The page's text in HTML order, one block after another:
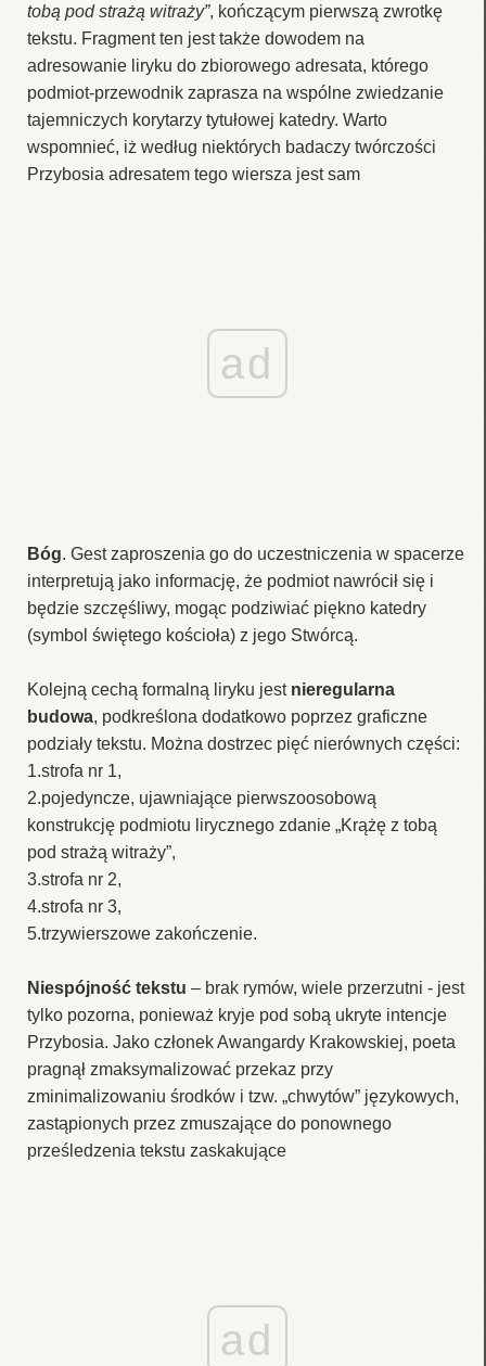
tobą pod strażą witraży”, kończącym pierwszą zwrotkę
tekstu. Fragment ten jest także dowodem na
adresowanie liryku do zbiorowego adresata, którego
podmiot-przewodnik zaprasza na wspólne zwiedzanie
tajemniczych korytarzy tytułowej katedry. Warto
wspomnieć, iż według niektórych badaczy twórczości
Przybosia adresatem tego wiersza jest sam
ad
Bóg. Gest zaproszenia go do uczestniczenia w spacerze
interpretują jako informację, że podmiot nawrócił się i
będzie szczęśliwy, mogąc podziwiać piękno katedry
(symbol świętego kościoła) z jego Stwórcą.
Kolejną cechą formalną liryku jest nieregularna
budowa, podkreślona dodatkowo poprzez graficzne
podziały tekstu. Można dostrzec pięć nierównych części:
1.strofa nr 1,
2.pojedyncze, ujawniające pierwszoosobową
konstrukcję podmiotu lirycznego zdanie „Krążę z tobą
pod strażą witraży”,
3.strofa nr 2,
4.strofa nr 3,
5.trzywierszowe zakończenie.
Niespójność tekstu – brak rymów, wiele przerzutni - jest
tylko pozorna, ponieważ kryje pod sobą ukryte intencje
Przybosia. Jako członek Awangardy Krakowskiej, poeta
pragnął zmaksymalizować przekaz przy
zminimalizowaniu środków i tzw. „chwytów” językowych,
zastąpionych przez zmuszające do ponownego
prześledzenia tekstu zaskakujące
ad